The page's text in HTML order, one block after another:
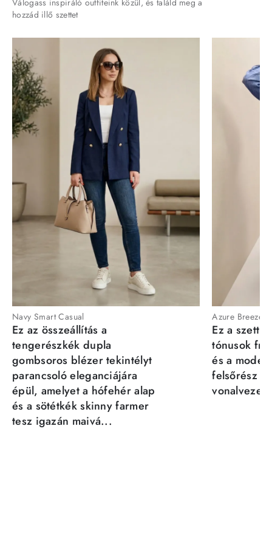
hozzád illő szettet
Navy Smart Casual
Ez az összeállítás a
tengerészkék dupla
gombsoros blézer tekintélyt
parancsoló eleganciájára
épül, amelyet a hófehér alap
és a sötétkék skinny farmer
tesz igazán maivá...
Azure Breeze
Ez a szett
tónusok
és a
felsőrész